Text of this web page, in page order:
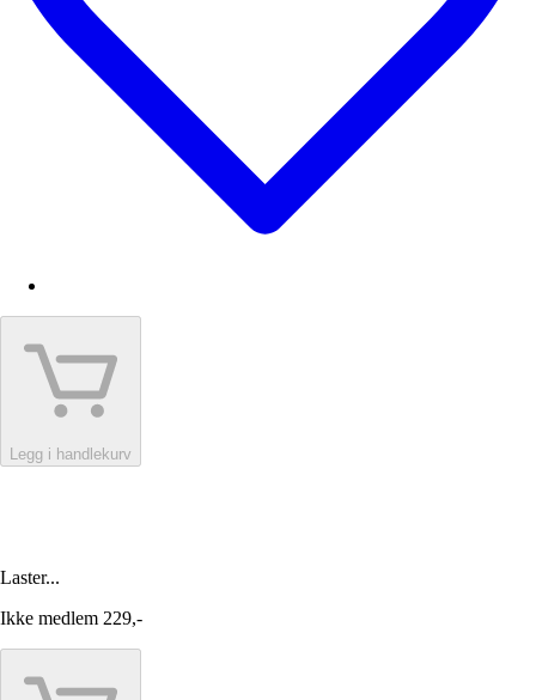
Legg i handlekurv
Laster...
Ikke medlem 229,-